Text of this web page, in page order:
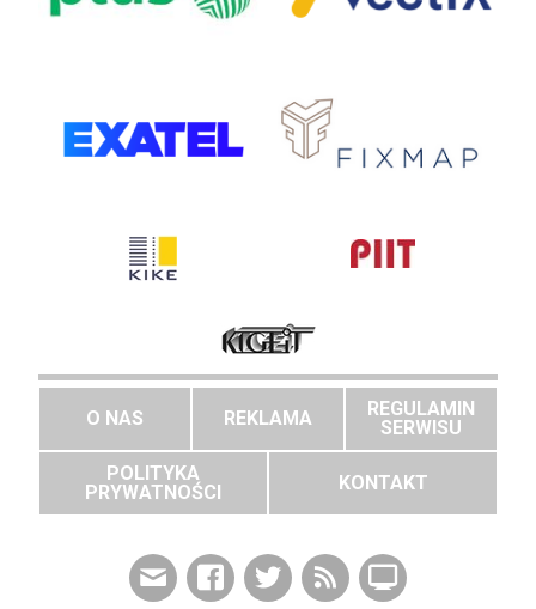
O NAS REKLAMA
REGULAMIN
SERWISU
POLITYKA
PRYWATNOŚCI
KONTAKT